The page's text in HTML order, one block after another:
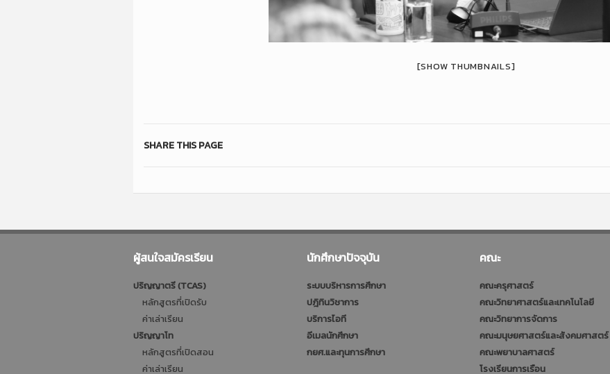
[SHOW THUMBNAILS]
SHARE THIS PAGE
ผู้สนใจสมัครเรียน
ปริญญาตรี (TCAS)
หลักสูตรที่เปิดรับ
ค่าเล่าเรียน
ปริญญาโท
หลักสูตรที่เปิดสอน
ค่าเล่าเรียน
นักศึกษาปัจจุบัน
ระบบบริหารการศึกษา
ปฎิทินวิชาการ
บริการไอที
อีเมลนักศึกษา
กยศ.และทุนการศึกษา
คณะ
คณะครุศาสตร์
คณะวิทยาศาสตร์และเทคโนโลยี
คณะวิทยาการจัดการ
คณะมนุษยศาสตร์และสังคมศาสตร์
คณะพยาบาลศาสตร์
โรงเรียนการเรือน